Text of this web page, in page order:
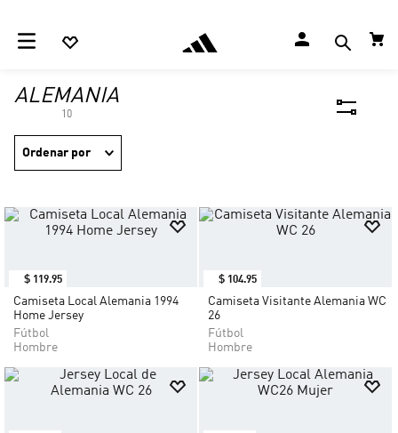
ALEMANIA
10
Ordenar por
$ 119.95
Camiseta Local Alemania 1994
Home Jersey
Fútbol
Hombre
$ 104.95
Camiseta Visitante Alemania WC
26
Fútbol
Hombre